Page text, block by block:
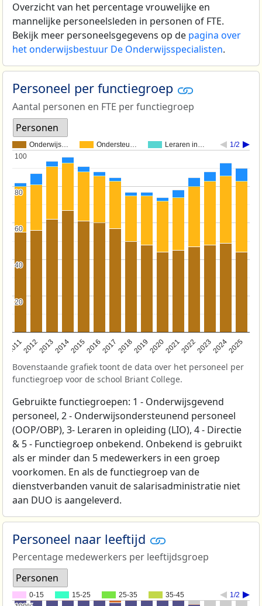
Overzicht van het percentage vrouwelijke en
mannelijke personeelsleden in personen of FTE.
Bekijk meer personeelsgegevens op de pagina over
het onderwijsbestuur De Onderwijsspecialisten.
Personeel per functiegroep
Aantal personen en FTE per functiegroep
Personen
Onderwijs… Ondersteu… Leraren in… 1/2
201120122013201420152016201720182019202020212022202320242025
20
20
40
40
60
60
80
80
100
100
Bovenstaande grafiek toont de data over het personeel per
functiegroep voor de school Briant College.
Gebruikte functiegroepen: 1 - Onderwijsgevend
personeel, 2 - Onderwijsondersteunend personeel
(OOP/OBP), 3- Leraren in opleiding (LIO), 4 - Directie
& 5 - Functiegroep onbekend. Onbekend is gebruikt
als er minder dan 5 medewerkers in een groep
voorkomen. En als de functiegroep van de
dienstverbanden vanuit de salarisadministratie niet
aan DUO is aangeleverd.
Personeel naar leeftijd
Percentage medewerkers per leeftijdsgroep
Personen
0-15 15-25 25-35 35-45
1/2